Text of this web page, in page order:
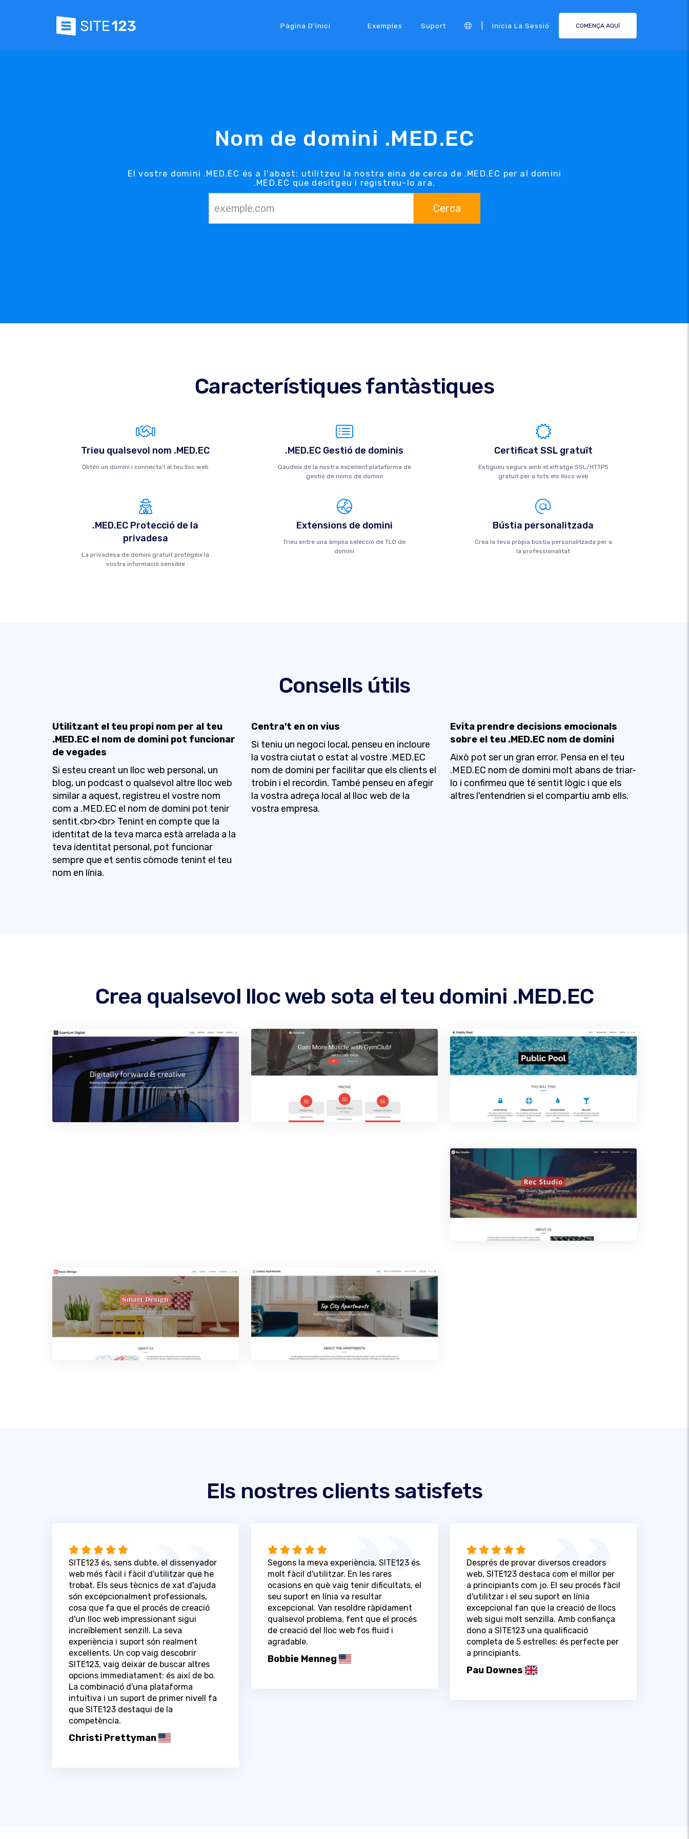
Pàgina D'inici Exemples Suport Inicia La Sessió COMENÇA AQUÍ
Nom de domini .MED.EC
El vostre domini .MED.EC és a l'abast: utilitzeu la nostra eina de cerca de .MED.EC per al domini
.MED.EC que desitgeu i registreu-lo ara.
Cerca
Característiques fantàstiques
Trieu qualsevol nom .MED.EC
Obtén un domini i connecta'l al teu lloc web
.MED.EC Gestió de dominis
Gaudeix de la nostra excel·lent plataforma de
gestió de noms de domini
Certificat SSL gratuït
Estigueu segurs amb el xifratge SSL/HTTPS
gratuït per a tots els llocs web
.MED.EC Protecció de la
privadesa
La privadesa de domini gratuït protegeix la
vostra informació sensible
Extensions de domini
Trieu entre una àmplia selecció de TLD de
domini
Bústia personalitzada
Crea la teva pròpia bústia personalitzada per a
la professionalitat
Consells útils
Utilitzant el teu propi nom per al teu
.MED.EC el nom de domini pot funcionar
de vegades
Si esteu creant un lloc web personal, un
blog, un podcast o qualsevol altre lloc web
similar a aquest, registreu el vostre nom
com a .MED.EC el nom de domini pot tenir
sentit.<br><br> Tenint en compte que la
identitat de la teva marca està arrelada a la
teva identitat personal, pot funcionar
sempre que et sentis còmode tenint el teu
nom en línia.
Centra't en on vius
Si teniu un negoci local, penseu en incloure
la vostra ciutat o estat al vostre .MED.EC
nom de domini per facilitar que els clients el
trobin i el recordin. També penseu en afegir
la vostra adreça local al lloc web de la
vostra empresa.
Evita prendre decisions emocionals
sobre el teu .MED.EC nom de domini
Això pot ser un gran error. Pensa en el teu
.MED.EC nom de domini molt abans de triar-
lo i confirmeu que té sentit lògic i que els
altres l'entendrien si el compartiu amb ells.
Crea qualsevol lloc web sota el teu domini .MED.EC
Els nostres clients satisfets
SITE123 és, sens dubte, el dissenyador
web més fàcil i fàcil d'utilitzar que he
trobat. Els seus tècnics de xat d'ajuda
són excepcionalment professionals,
cosa que fa que el procés de creació
d'un lloc web impressionant sigui
increïblement senzill. La seva
experiència i suport són realment
excel·lents. Un cop vaig descobrir
SITE123, vaig deixar de buscar altres
opcions immediatament: és així de bo.
La combinació d'una plataforma
intuïtiva i un suport de primer nivell fa
que SITE123 destaqui de la
competència.
Christi Prettyman
Segons la meva experiència, SITE123 és
molt fàcil d'utilitzar. En les rares
ocasions en què vaig tenir dificultats, el
seu suport en línia va resultar
excepcional. Van resoldre ràpidament
qualsevol problema, fent que el procés
de creació del lloc web fos fluid i
agradable.
Bobbie Menneg
Després de provar diversos creadors
web, SITE123 destaca com el millor per
a principiants com jo. El seu procés fàcil
d'utilitzar i el seu suport en línia
excepcional fan que la creació de llocs
web sigui molt senzilla. Amb confiança
dono a SITE123 una qualificació
completa de 5 estrelles: és perfecte per
a principiants.
Pau Downes